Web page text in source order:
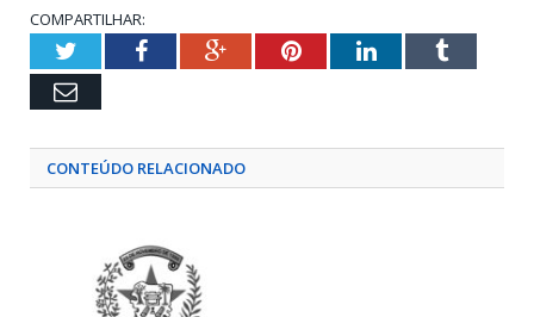
COMPARTILHAR:
TwitterFacebookGoogle+PinterestLinkedInTumblr
Email
CONTEÚDO RELACIONADO